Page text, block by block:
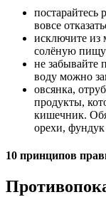
постарайтесь
вовсе
исключите из
солёную
не забывайте
воду можно
овсянка,
продукты,
кишечник.
орехи,
10 принципов